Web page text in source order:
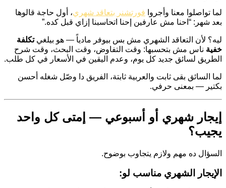
لما تواصلوا معنا وأجروا فورتشنر بتعاقد شهري، أول حاجة قالوها
بعد شهر: “احنا مش عارفين إحنا اتحاسبنا إزاي قبل كده.”
ليه؟ لأن التعاقد الشهري مش بس بيوفر مادياً — هو بيلغيتكلفة
خفية ناس مش بتحسبها: وقت التفاوض، وقت البحث، وقت شرح
الطريق لسائق جديد كل يوم، وعدم اليقين في الأسعار في كل طلب.
لما السائق بقى ثابت والعربية ثابتة، الفريق دا وصّل شغله أحسن
بكتير — بمعنى حرفي.
إيجار شهري أو أسبوعي — إمتى كل واحد
يجيب؟
السؤال ده مهم ولازم يتجاوب بوضوح.
الإيجار الشهري مناسب لو: